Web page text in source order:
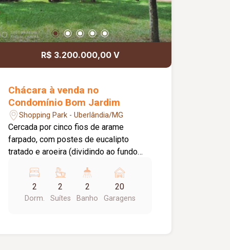
R$ 3.200.000,00 V
Chácara à venda no
Condomínio Bom Jardim
Shopping Park - Uberlândia/MG
Cercada por cinco fios de arame
farpado, com postes de eucalipto
tratado e aroeira (dividindo ao fundo
acesso ao Condomínio Oásis, em
processo de asfaltamento Reservas de
Cerrado vizinhas à esquerda e em
2
Dorm.
2
Suítes
2
Banho
20
Garagens